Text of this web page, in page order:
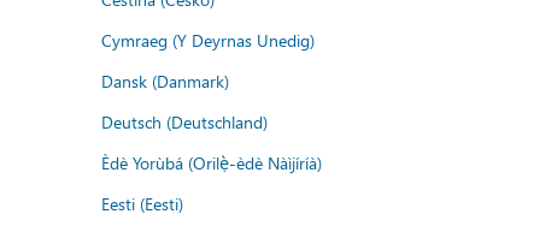
Cymraeg (Y Deyrnas Unedig)
Dansk (Danmark)
Deutsch (Deutschland)
Èdè Yorùbá (Orilẹ̀-èdè Nàìjíríà)
Eesti (Eesti)